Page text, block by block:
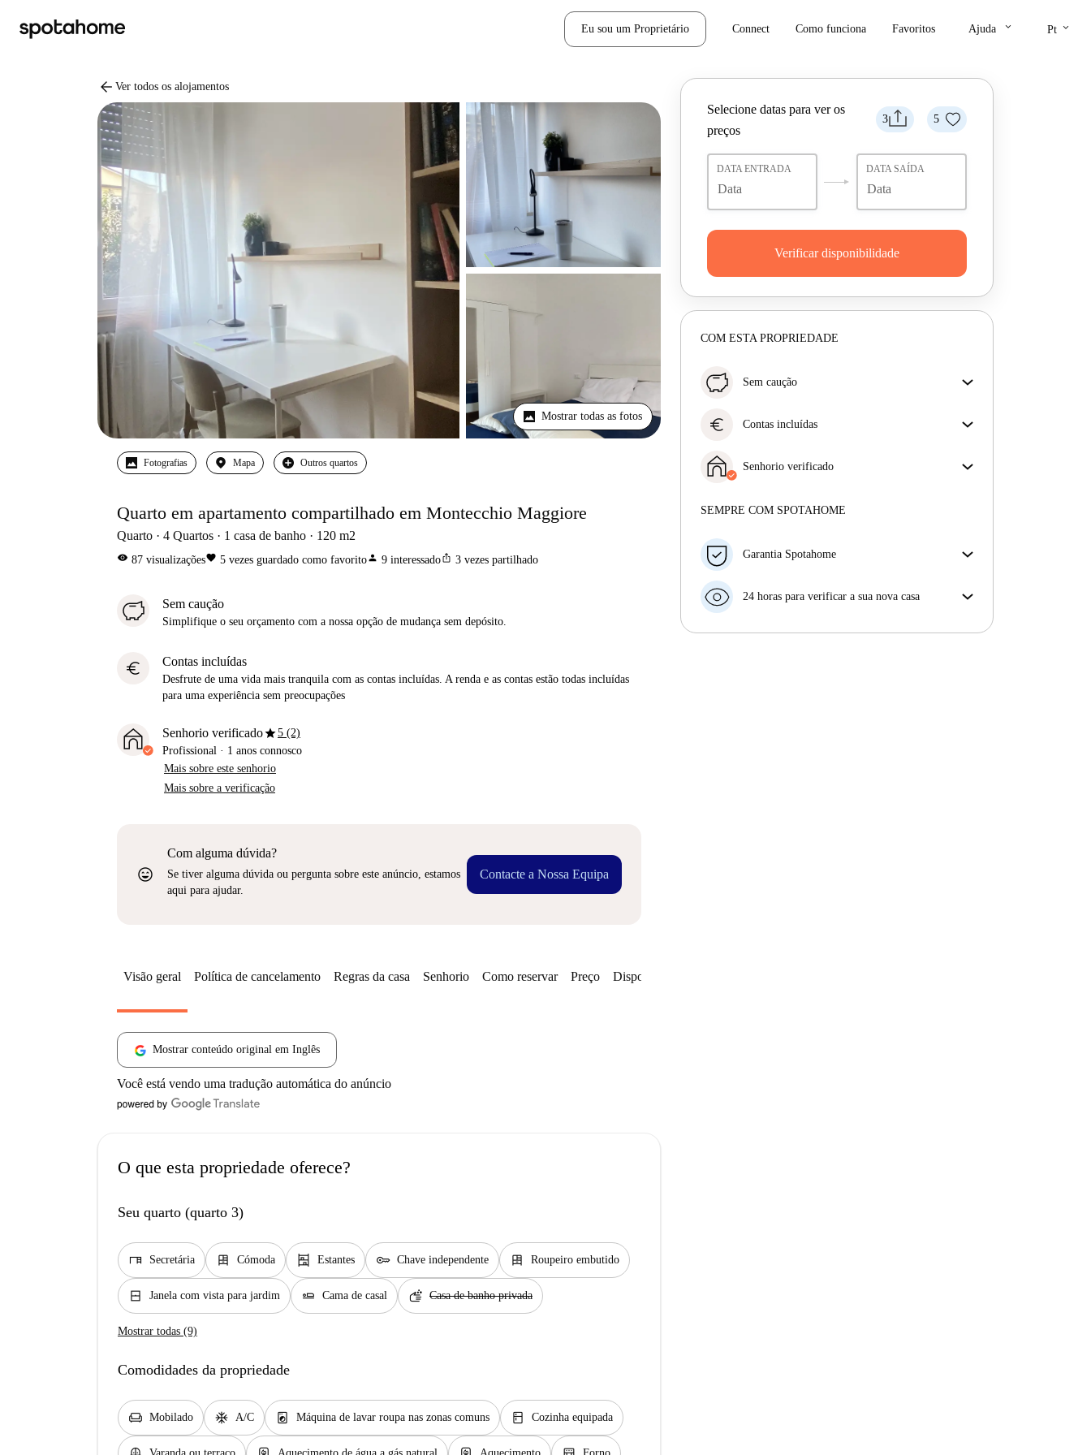
Eu sou um Proprietário Connect Como funciona Favoritos Ajuda keyboard_arrow_down Pt keyboard_arrow_down
arrow_back Ver todos os alojamentos
Mostrar todas as fotos
Fotografias Mapa Outros quartos
Quarto em apartamento compartilhado em Montecchio Maggiore
Quarto 4 Quartos 1 casa de banho 120 m2
visibility 87 visualizaçõesfavorite 5 vezes guardado como favoritoperson 9 interessadoios_share 3 vezes partilhado
Sem caução
Simplifique o seu orçamento com a nossa opção de mudança sem depósito.
euro Contas incluídas
Desfrute de uma vida mais tranquila com as contas incluídas. A renda e as contas estão todas incluídas
para uma experiência sem preocupações
Senhorio verificadostar5 (2)
Profissional · 1 anos connosco
Mais sobre este senhorio
Mais sobre a verificação
sentiment_very_satisfied
Com alguma dúvida?
Se tiver alguma dúvida ou pergunta sobre este anúncio, estamos
aqui para ajudar.
Contacte a Nossa Equipa
3 5
Selecione datas para ver os
preços
DATA ENTRADA DATA SAÍDA
Verificar disponibilidade
COM ESTA PROPRIEDADE
Sem caução
mudança sem depósito.
euro Contas incluídas
incluídas. A renda e as contas estão todas incluídas
para uma experiência sem preocupações
Senhorio verificado
Mais sobre este senhorio
SEMPRE COM SPOTAHOME
Garantia Spotahome
antecedência, nós iremos A) pagar um hotel e ajudá-
seu dinheiro na totalidade.
24 horas para verificar a sua nova casa
Visão geral Política de cancelamento Regras da casa Senhorio Como reservar Preço Disponibilidades
Mostrar conteúdo original em Inglês
Você está vendo uma tradução automática do anúncio
O que esta propriedade oferece?
Seu quarto (quarto 3)
desk Secretária dresser Cómoda shelves Estantes key Chave independente dresser Roupeiro embutido
window_closed Janela com vista para jardim airline_seat_flat Cama de casal soap Casa de banho privada
Mostrar todas (9)
Comodidades da propriedade
chair Mobilado ac_unit A/C local_laundry_service Máquina de lavar roupa nas zonas comuns kitchen Cozinha equipada